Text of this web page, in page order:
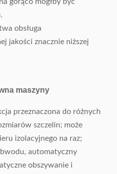
obsługa
jakości znacznie niższej
maszyny
przeznaczona do różnych
szczelin; może
izolacyjnego na raz;
automatyczny
obszywanie i